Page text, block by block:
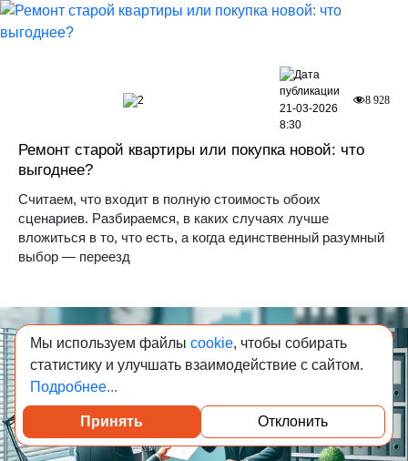
Ремонт старой квартиры или покупка новой: что
выгоднее?
Считаем, что входит в полную стоимость обоих
сценариев. Разбираемся, в каких случаях лучше
вложиться в то, что есть, а когда единственный разумный
выбор — переезд
2 8 928
21-03-2026
8:30
Мы используем файлы cookie, чтобы собирать
статистику и улучшать взаимодействие с сайтом.
Подробнее...
Принять Отклонить